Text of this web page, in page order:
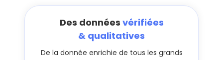
Des données vérifiées
& qualitatives
De la donnée enrichie de tous les grands